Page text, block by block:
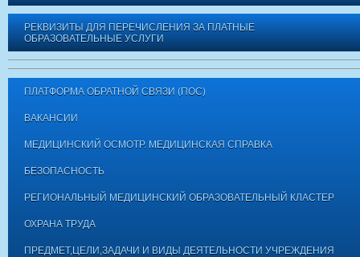
РЕКВИЗИТЫ ДЛЯ ПЕРЕЧИСЛЕНИЯ ЗА ПЛАТНЫЕ
ОБРАЗОВАТЕЛЬНЫЕ УСЛУГИ
ПЛАТФОРМА ОБРАТНОЙ СВЯЗИ (ПОС)
ВАКАНСИИ
МЕДИЦИНСКИЙ ОСМОТР. МЕДИЦИНСКАЯ СПРАВКА
БЕЗОПАСНОСТЬ
РЕГИОНАЛЬНЫЙ МЕДИЦИНСКИЙ ОБРАЗОВАТЕЛЬНЫЙ КЛАСТЕР
ОХРАНА ТРУДА
ПРЕДМЕТ,ЦЕЛИ,ЗАДАЧИ И ВИДЫ ДЕЯТЕЛЬНОСТИ УЧРЕЖДЕНИЯ